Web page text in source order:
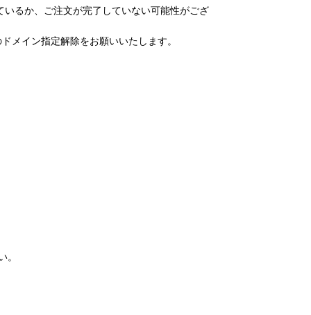
るか、ご注文が完了していない可能性がござ
メイン指定解除をお願いいたします。
。